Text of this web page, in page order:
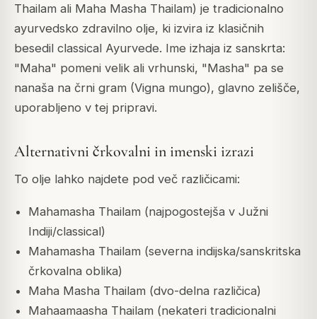
Thailam ali Maha Masha Thailam) je tradicionalno
ayurvedsko zdravilno olje, ki izvira iz klasičnih
besedil classical Ayurvede. Ime izhaja iz sanskrta:
"Maha" pomeni velik ali vrhunski, "Masha" pa se
nanaša na črni gram (Vigna mungo), glavno zelišče,
uporabljeno v tej pripravi.
Alternativni črkovalni in imenski izrazi
To olje lahko najdete pod več različicami:
Mahamasha Thailam (najpogostejša v Južni
Indiji/classical)
Mahamasha Thailam (severna indijska/sanskritska
črkovalna oblika)
Maha Masha Thailam (dvo-delna različica)
Mahaamaasha Thailam (nekateri tradicionalni